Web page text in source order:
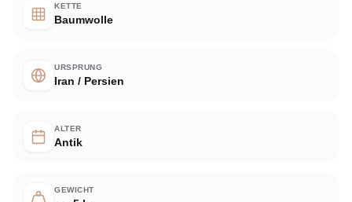
KETTE
Baumwolle
URSPRUNG
Iran / Persien
ALTER
Antik
GEWICHT